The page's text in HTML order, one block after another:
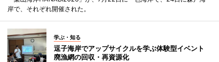
岸で、それぞれ開催された。
学ぶ・知る
逗子海岸でアップサイクルを学ぶ体験型イベント
廃漁網の回収・再資源化